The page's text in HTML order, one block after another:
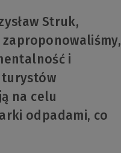
Struk,
i
turystów
na celu
odpadami, co